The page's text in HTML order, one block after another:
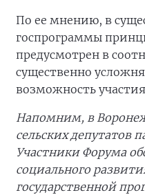
По ее мнению, в
госпрограммы
предусмотрен в
существенно
возможность
Напомним, в
сельских депутатов
Участники Форума
социального
государственной